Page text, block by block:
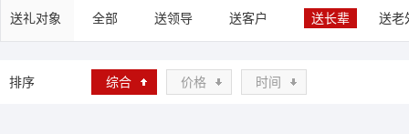
送礼对象 全部 送领导 送客户 送长辈 送老
排序 综合 价格 时间